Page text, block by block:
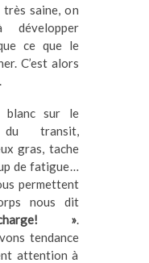
saine, on
ce que le
C’est alors
blanc sur le
du transit,
gras, tache
de fatigue…
permettent
nous dit
».
tendance
attention à